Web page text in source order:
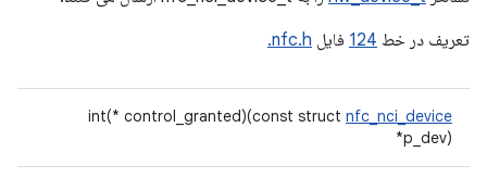
تعریف در خط 124 فایل nfc.h.
int(* control_granted)(const struct nfc_nci_device
*p_dev)